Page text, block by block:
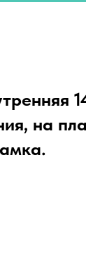
на